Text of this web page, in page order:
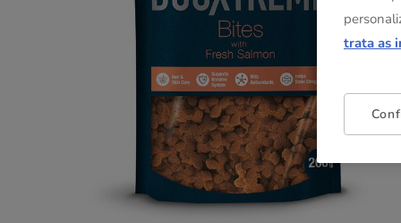
trata as